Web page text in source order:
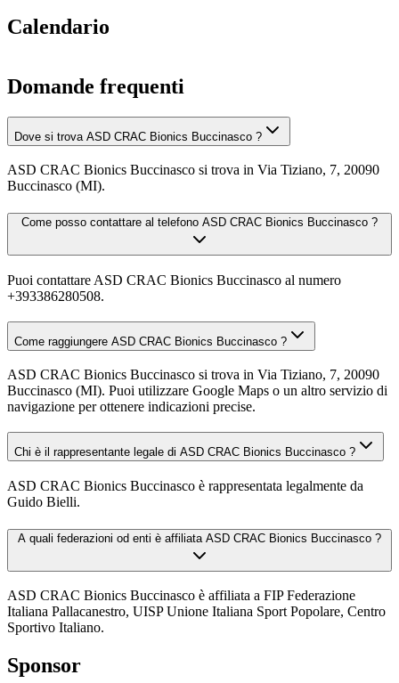
Calendario
Domande frequenti
Dove si trova ASD CRAC Bionics Buccinasco ?
ASD CRAC Bionics Buccinasco si trova in Via Tiziano, 7, 20090
Buccinasco (MI).
Come posso contattare al telefono ASD CRAC Bionics Buccinasco ?
Puoi contattare ASD CRAC Bionics Buccinasco al numero
+393386280508.
Come raggiungere ASD CRAC Bionics Buccinasco ?
ASD CRAC Bionics Buccinasco si trova in Via Tiziano, 7, 20090
Buccinasco (MI). Puoi utilizzare Google Maps o un altro servizio di
navigazione per ottenere indicazioni precise.
Chi è il rappresentante legale di ASD CRAC Bionics Buccinasco ?
ASD CRAC Bionics Buccinasco è rappresentata legalmente da
Guido Bielli.
A quali federazioni od enti è affiliata ASD CRAC Bionics Buccinasco ?
ASD CRAC Bionics Buccinasco è affiliata a FIP Federazione
Italiana Pallacanestro, UISP Unione Italiana Sport Popolare, Centro
Sportivo Italiano.
Sponsor